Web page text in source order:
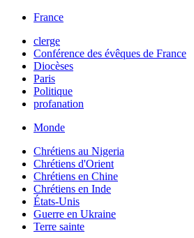
France
clerge
Conférence des évêques de France
Diocèses
Paris
Politique
profanation
Monde
Chrétiens au Nigeria
Chrétiens d'Orient
Chrétiens en Chine
Chrétiens en Inde
États-Unis
Guerre en Ukraine
Terre sainte